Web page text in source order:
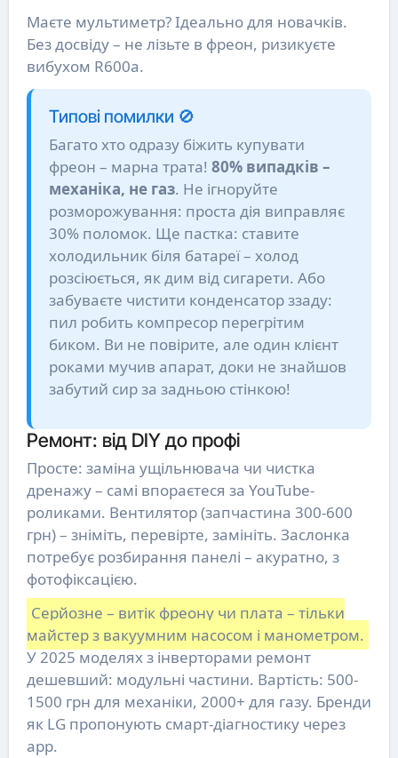
Маєте мультиметр? Ідеально для новачків.
Без досвіду – не лізьте в фреон, ризикуєте
вибухом R600a.
Типові помилки 🚫
Багато хто одразу біжить купувати
фреон – марна трата! 80% випадків –
механіка, не газ. Не ігноруйте
розморожування: проста дія виправляє
30% поломок. Ще пастка: ставите
холодильник біля батареї – холод
розсіюється, як дим від сигарети. Або
забуваєте чистити конденсатор ззаду:
пил робить компресор перегрітим
биком. Ви не повірите, але один клієнт
роками мучив апарат, доки не знайшов
забутий сир за задньою стінкою!
Ремонт: від DIY до профі
Просте: заміна ущільнювача чи чистка
дренажу – самі впораєтеся за YouTube-
роликами. Вентилятор (запчастина 300-600
грн) – зніміть, перевірте, замініть. Заслонка
потребує розбирання панелі – акуратно, з
фотофіксацією.
Серйозне – витік фреону чи плата – тільки
майстер з вакуумним насосом і манометром.
У 2025 моделях з інверторами ремонт
дешевший: модульні частини. Вартість: 500-
1500 грн для механіки, 2000+ для газу. Бренди
як LG пропонують смарт-діагностику через
app.